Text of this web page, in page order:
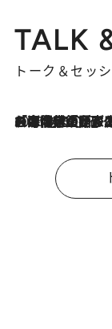
TALK
トーク＆セッ
2026.8.3
「今後値上げがあるとすれば…」「リスクがあるのは今年の冬」エネルギー専門家が語る、ホルムズ海峡封鎖が家庭にもたらす“ある心配”